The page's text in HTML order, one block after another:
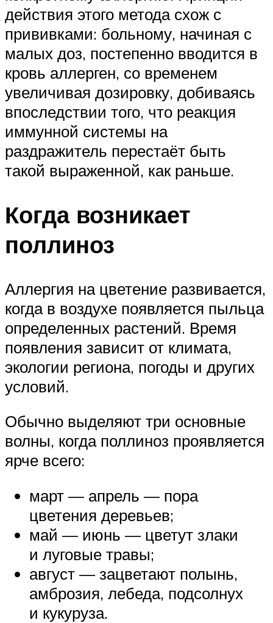
действия этого метода схож с
прививками: больному, начиная с
малых доз, постепенно вводится в
кровь аллерген, со временем
увеличивая дозировку, добиваясь
впоследствии того, что реакция
иммунной системы на
раздражитель перестаёт быть
такой выраженной, как раньше.
Когда возникает
поллиноз
Аллергия на цветение развивается,
когда в воздухе появляется пыльца
определенных растений. Время
появления зависит от климата,
экологии региона, погоды и других
условий.
Обычно выделяют три основные
волны, когда поллиноз проявляется
ярче всего:
март — апрель — пора
цветения деревьев;
май — июнь — цветут злаки
и луговые травы;
август — зацветают полынь,
амброзия, лебеда, подсолнух
и кукуруза.